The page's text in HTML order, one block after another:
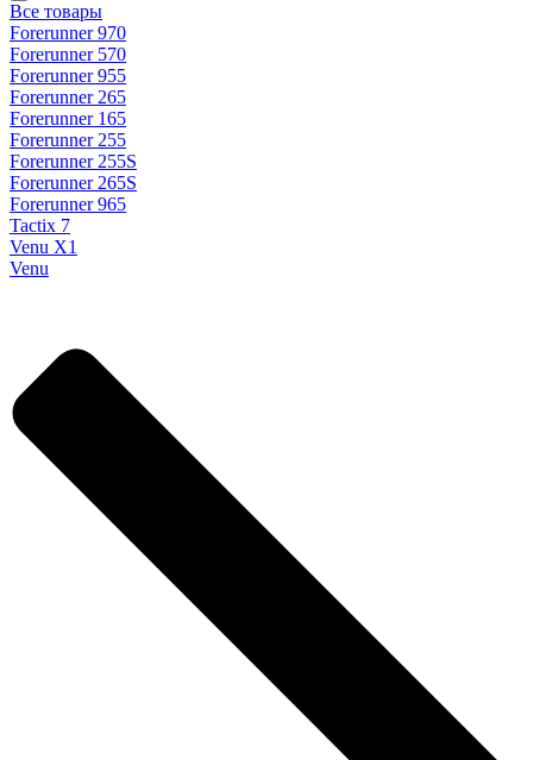
Все товары
Forerunner 970
Forerunner 570
Forerunner 955
Forerunner 265
Forerunner 165
Forerunner 255
Forerunner 255S
Forerunner 265S
Forerunner 965
Tactix 7
Venu X1
Venu